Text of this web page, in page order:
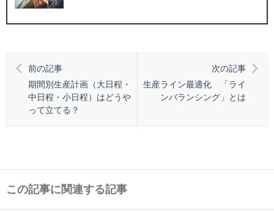
前の記事
期間別生産計画（大日程・
中日程・小日程）はどうや
って立てる？
次の記事
生産ライン最適化 「ライ
ンバランシング」とは
この記事に関連する記事